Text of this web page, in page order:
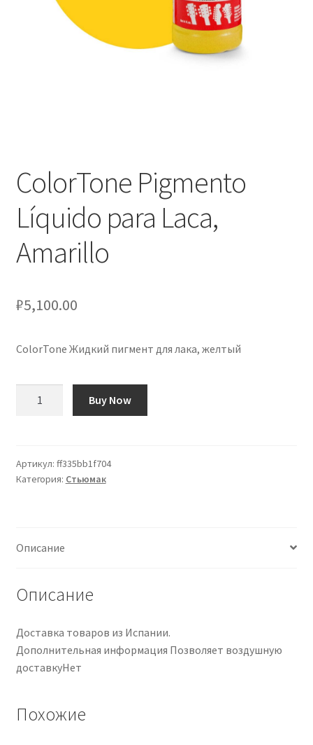
ColorTone Pigmento
Líquido para Laca,
Amarillo
₽5,100.00
ColorTone Жидкий пигмент для лака, желтый
Líquido
para
Buy Now
Артикул: ff335bb1f704
Категория: Стьюмак
Описание
Описание
Доставка товаров из Испании.
Дополнительная информация Позволяет воздушную
доставкуНет
Похожие